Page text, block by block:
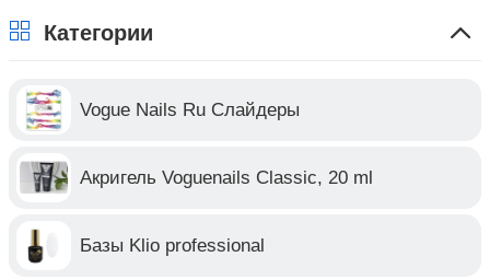
Категории
Vogue Nails Ru Слайдеры
Акригель Voguenails Classic, 20 ml
Базы Klio professional